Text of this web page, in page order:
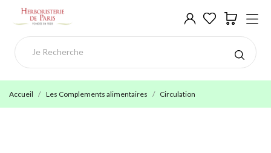
Accueil Les Complements alimentaires Circulation